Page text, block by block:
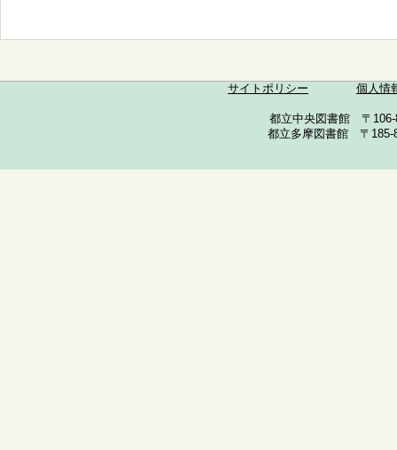
サイトポリシー 個人情
都立中央図書館 〒
都立多摩図書館 〒185-